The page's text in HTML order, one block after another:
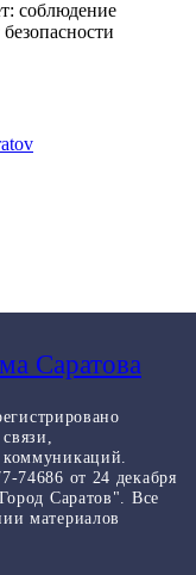
Саратова
74686 от 24 декабря
Саратов". Все
материалов